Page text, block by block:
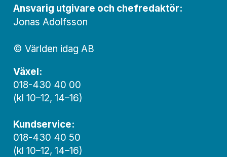
Ansvarig utgivare och chef­redaktör:
Jonas Adolfsson
© Världen idag AB
Växel:
018-430 40 00
(kl 10–12, 14–16)
Kundservice:
018-430 40 50
(kl 10–12, 14–16)